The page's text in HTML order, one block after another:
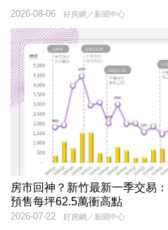
好房網／新聞中心
2026-08-06
房市回神？新竹最新一季交易
預售每坪62.5萬衝高點
好房網／新聞中心
2026-07-22